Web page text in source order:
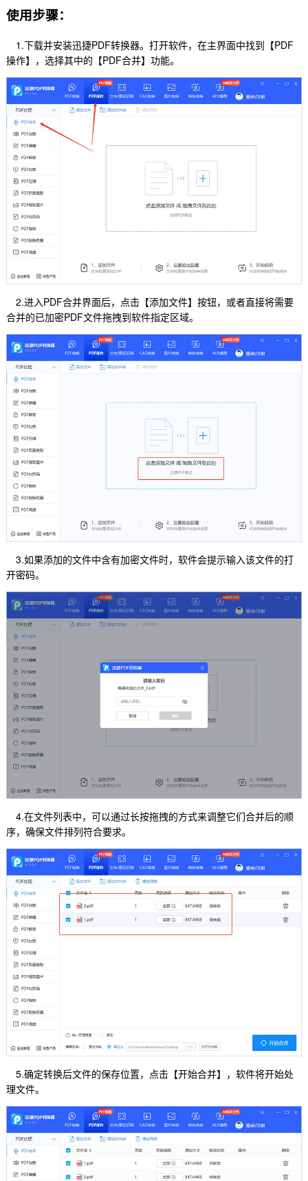
使用步骤：
1.下载并安装迅捷PDF转换器。打开软件，在主界面中找到【PDF
操作】，选择其中的【PDF合并】功能。
2.进入PDF合并界面后，点击【添加文件】按钮，或者直接将需要
合并的已加密PDF文件拖拽到软件指定区域。
3.如果添加的文件中含有加密文件时，软件会提示输入该文件的打
开密码。
4.在文件列表中，可以通过长按拖拽的方式来调整它们合并后的顺
序，确保文件排列符合要求。
5.确定转换后文件的保存位置，点击【开始合并】，软件将开始处
理文件。